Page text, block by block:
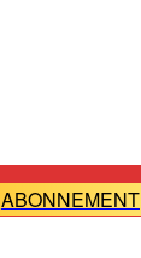
ABONNEMENT